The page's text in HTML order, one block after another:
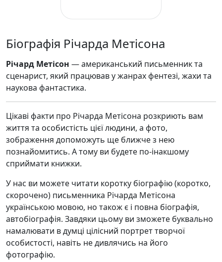
Біографія Річарда Метісона
Річард Метісон — американський письменник та
сценарист, який працював у жанрах фентезі, жахи та
наукова фантастика.
Цікаві факти про Річарда Метісона розкриють вам
життя та особистість цієї людини, а фото,
зображення допоможуть ще ближче з нею
познайомитись. А тому ви будете по-інакшому
сприймати книжки.
У нас ви можете читати коротку біографію (коротко,
скорочено) письменника Річарда Метісона
українською мовою, но також є і повна біографія,
автобіографія. Завдяки цьому ви зможете буквально
намалювати в думці цілісний портрет творчої
особистості, навіть не дивлячись на його
фотографію.